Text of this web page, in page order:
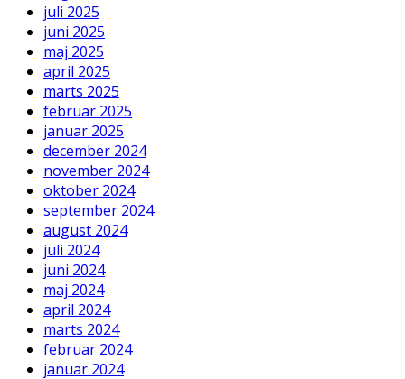
juli 2025
juni 2025
maj 2025
april 2025
marts 2025
februar 2025
januar 2025
december 2024
november 2024
oktober 2024
september 2024
august 2024
juli 2024
juni 2024
maj 2024
april 2024
marts 2024
februar 2024
januar 2024